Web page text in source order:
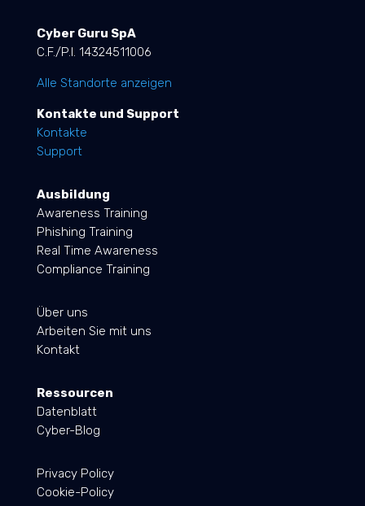
Cyber Guru SpA
C.F./P.I. 14324511006
Alle Standorte anzeigen
Kontakte und Support
Kontakte
Support
Ausbildung
Awareness Training
Phishing Training
Real Time Awareness
Compliance Training
Über uns
Arbeiten Sie mit uns
Kontakt
Ressourcen
Datenblatt
Cyber-Blog
Privacy Policy
Cookie-Policy